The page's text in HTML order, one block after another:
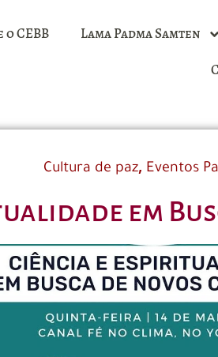
o CEBB Lama Padma Samten
Cultura de paz, Eventos
em